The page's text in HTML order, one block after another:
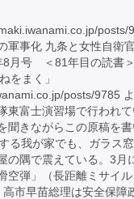
posts/
事化 九条と女性自衛
8月号 ＜81年目の読書
をまく」
posts/9785 よ
東富士演習場で行われ
聞きながらこの原稿を書
る我が家でも、ガラス
の隅で震えている。3月
空弾」（長距離ミサイ
市早苗総理は安全保障